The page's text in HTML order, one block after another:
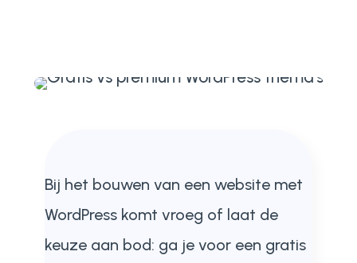
Bij het bouwen van een website met
WordPress komt vroeg of laat de
keuze aan bod: ga je voor een gratis